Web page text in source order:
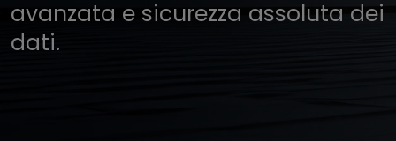
avanzata e sicurezza assoluta dei
dati.